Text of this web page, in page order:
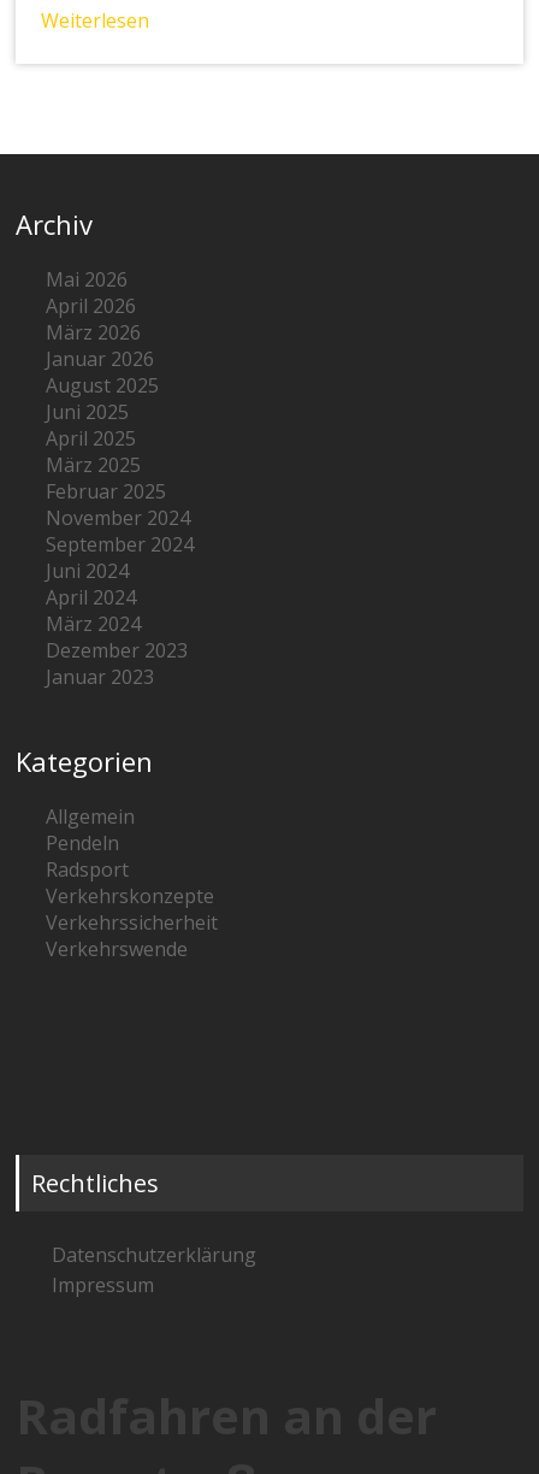
Weiterlesen
Archiv
Mai 2026
April 2026
März 2026
Januar 2026
August 2025
Juni 2025
April 2025
März 2025
Februar 2025
November 2024
September 2024
Juni 2024
April 2024
März 2024
Dezember 2023
Januar 2023
Kategorien
Allgemein
Pendeln
Radsport
Verkehrskonzepte
Verkehrssicherheit
Verkehrswende
Rechtliches
Datenschutzerklärung
Impressum
Radfahren an der